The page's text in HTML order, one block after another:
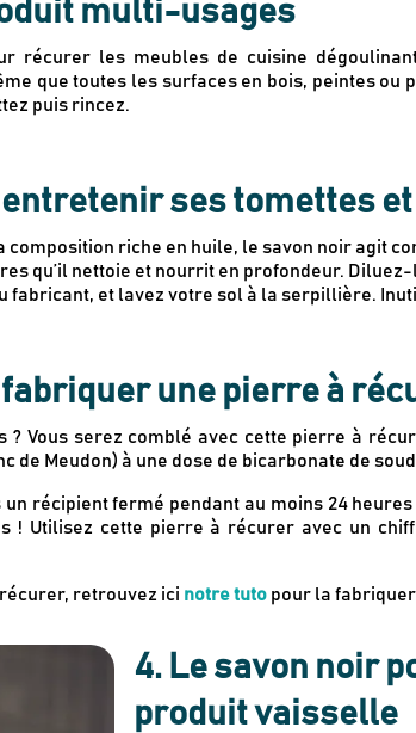
multi-usages
récurer les meubles de cuisine
que toutes les surfaces en bois, peintes ou
puis rincez.
ses tomettes
composition riche en huile, le savon noir agit
qu’il nettoie et nourrit en profondeur.
fabricant, et lavez votre sol à la serpillière.
une pierre à
? Vous serez comblé avec cette pierre à
de Meudon) à une dose de bicarbonate de
récipient fermé pendant au moins 24 heures
! Utilisez cette pierre à récurer avec un
retrouvez ici notre tutopour la
4. Le savon noir
produit vaisselle